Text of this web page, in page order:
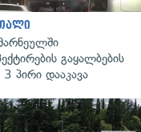
გაყალბების
3 პირი დააკავა